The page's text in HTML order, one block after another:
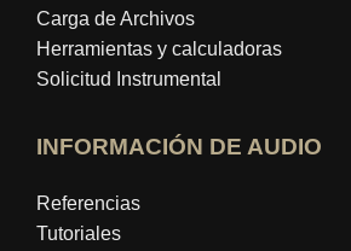
Carga de Archivos
Herramientas y calculadoras
Solicitud Instrumental
INFORMACIÓN DE AUDIO
Referencias
Tutoriales